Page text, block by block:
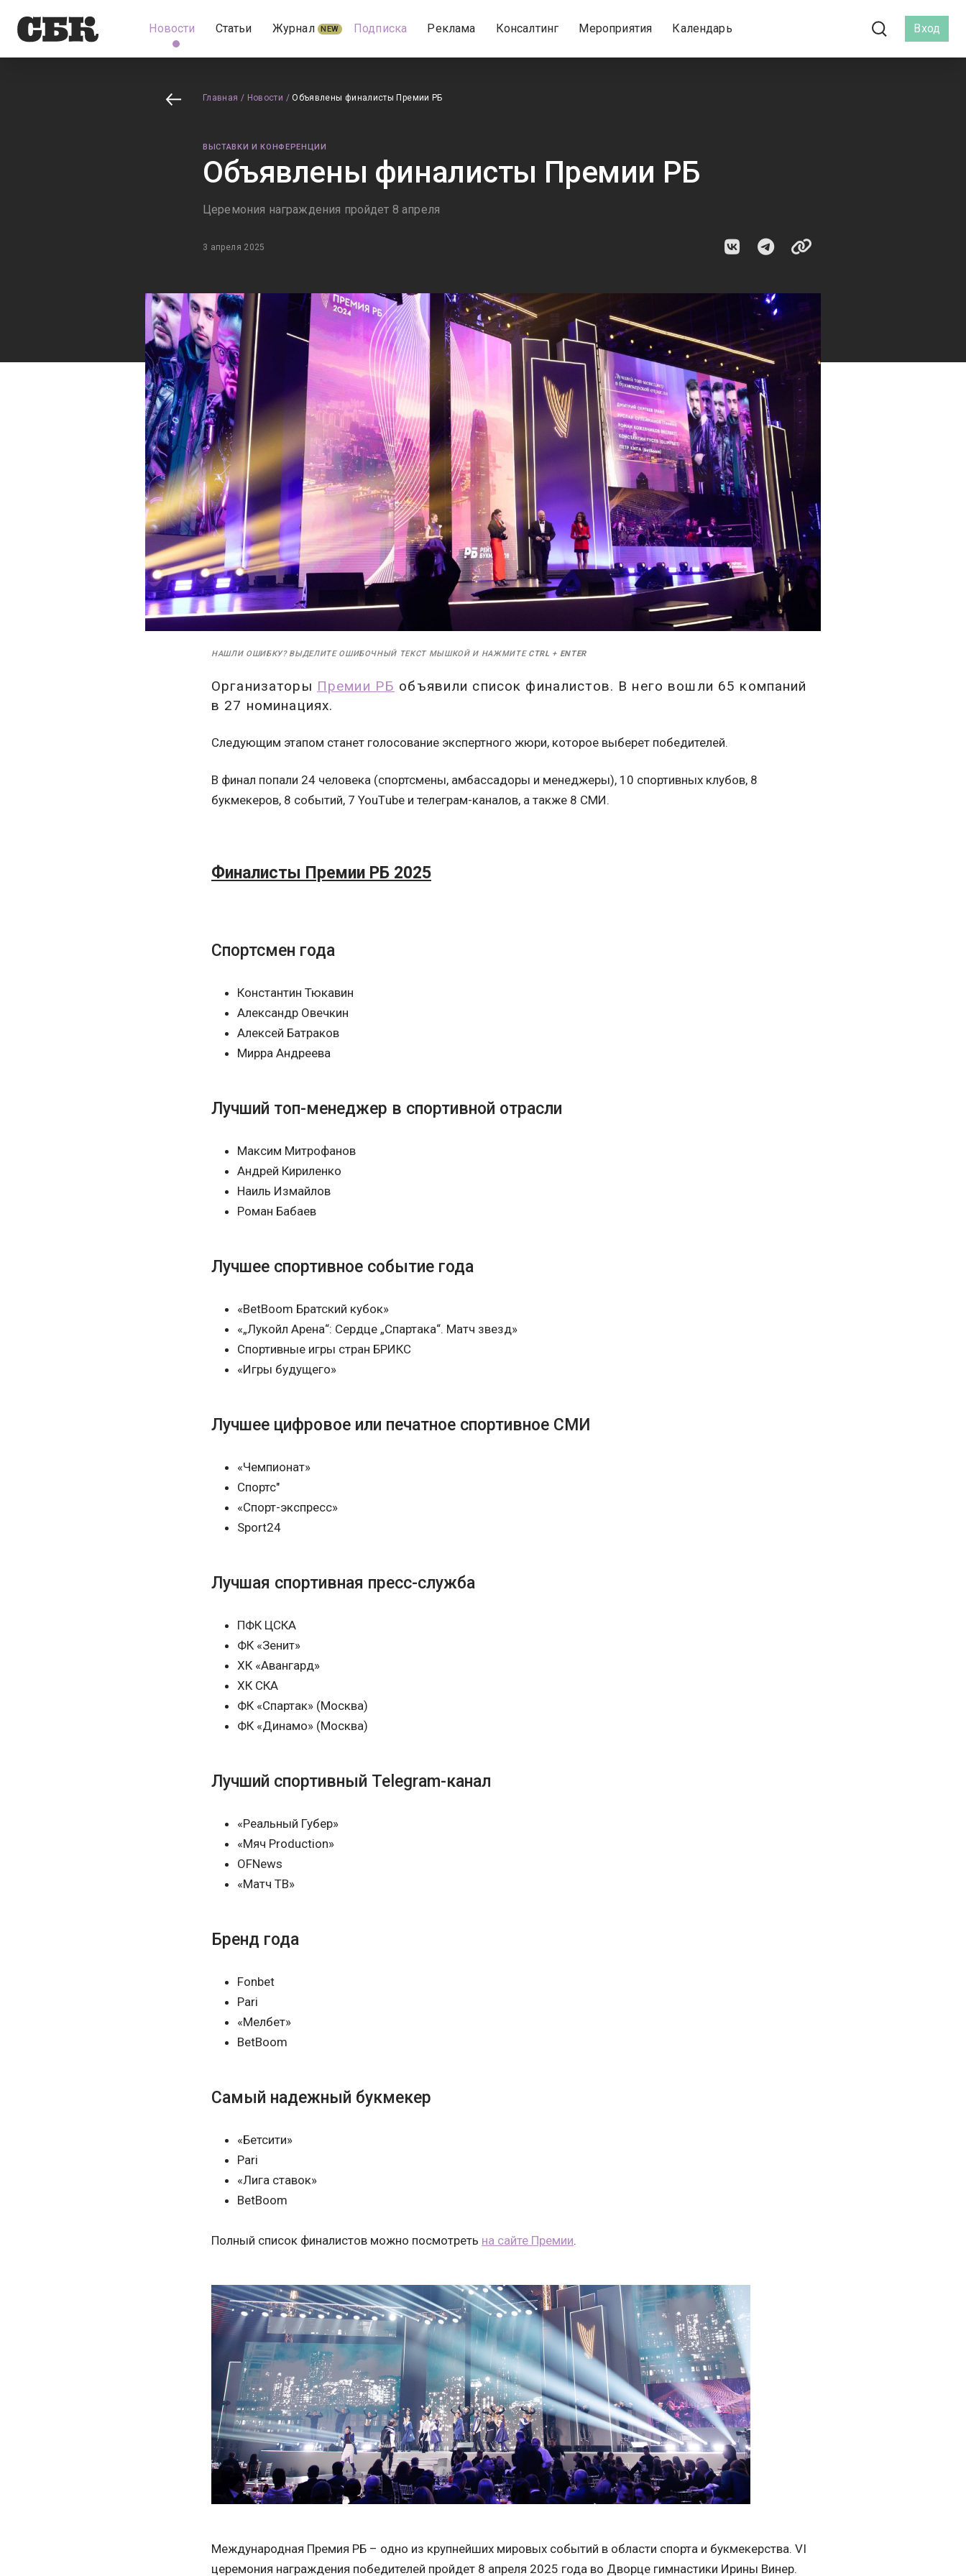
Новости Статьи Журнал NEW Подписка Реклама Консалтинг Мероприятия Календарь Вход
Главная / Новости / Объявлены финалисты Премии РБ
ВЫСТАВКИ И КОНФЕРЕНЦИИ
Объявлены финалисты Премии РБ
Церемония награждения пройдет 8 апреля
3 апреля 2025
НАШЛИ ОШИБКУ? ВЫДЕЛИТЕ ОШИБОЧНЫЙ ТЕКСТ МЫШКОЙ И НАЖМИТЕ CTRL + ENTER
Организаторы Премии РБ объявили список финалистов. В него вошли 65 компаний
в 27 номинациях.
Следующим этапом станет голосование экспертного жюри, которое выберет победителей.
В финал попали 24 человека (спортсмены, амбассадоры и менеджеры), 10 спортивных клубов, 8
букмекеров, 8 событий, 7 YouТube и телеграм-каналов, а также 8 СМИ.
Финалисты Премии РБ 2025
Спортсмен года
Константин Тюкавин
Александр Овечкин
Алексей Батраков
Мирра Андреева
Лучший топ-менеджер в спортивной отрасли
Максим Митрофанов
Андрей Кириленко
Наиль Измайлов
Роман Бабаев
Лучшее спортивное событие года
«BetBoom Братский кубок»
«„Лукойл Арена“: Сердце „Спартака“. Матч звезд»
Спортивные игры стран БРИКС
«Игры будущего»
Лучшее цифровое или печатное спортивное СМИ
«Чемпионат»
Спортс"
«Спорт-экспресс»
Sport24
Лучшая спортивная пресс-служба
ПФК ЦСКА
ФК «Зенит»
ХК «Авангард»
ХК СКА
ФК «Спартак» (Москва)
ФК «Динамо» (Москва)
Лучший спортивный Telegram-канал
«Реальный Губер»
«Мяч Production»
OFNews
«Матч ТВ»
Бренд года
Fonbet
Pari
«Мелбет»
BetBoom
Самый надежный букмекер
«Бетсити»
Pari
«Лига ставок»
BetBoom
Полный список финалистов можно посмотреть на сайте Премии.
Международная Премия РБ – одно из крупнейших мировых событий в области спорта и букмекерства. VI
церемония награждения победителей пройдет 8 апреля 2025 года во Дворце гимнастики Ирины Винер.